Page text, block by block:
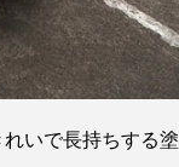
いで長持ちする塗